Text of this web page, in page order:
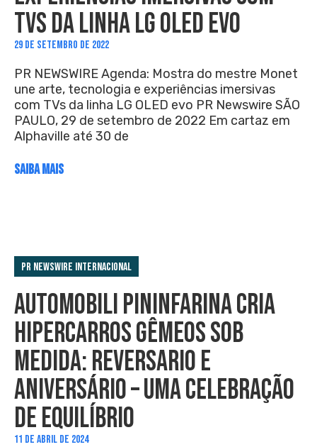
TVS DA LINHA LG OLED EVO
29 DE SETEMBRO DE 2022
PR NEWSWIRE Agenda: Mostra do mestre Monet
une arte, tecnologia e experiências imersivas
com TVs da linha LG OLED evo PR Newswire SÃO
PAULO, 29 de setembro de 2022 Em cartaz em
Alphaville até 30 de
SAIBA MAIS
PR Newswire Internacional
AUTOMOBILI PININFARINA CRIA
HIPERCARROS GÊMEOS SOB
MEDIDA: REVERSARIO E
ANIVERSÁRIO – UMA CELEBRAÇÃO
DE EQUILÍBRIO
11 DE ABRIL DE 2024